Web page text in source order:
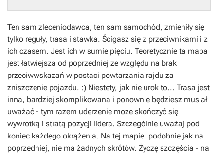
Ten sam zleceniodawca, ten sam samochód, zmieniły się
tylko reguły, trasa i stawka. Ścigasz się z przeciwnikami i z
ich czasem. Jest ich w sumie pięciu. Teoretycznie ta mapa
jest łatwiejsza od poprzedniej ze względu na brak
przeciwwskazań w postaci powtarzania rajdu za
zniszczenie pojazdu. :) Niestety, jak nie urok to... Trasa jest
inna, bardziej skomplikowana i ponownie będziesz musiał
uważać - tym razem uderzenie może skończyć się
wywrotką i stratą pozycji lidera. Szczególnie uważaj pod
koniec każdego okrążenia. Na tej mapie, podobnie jak na
poprzedniej, nie ma żadnych skrótów. Życzę szczęścia - na